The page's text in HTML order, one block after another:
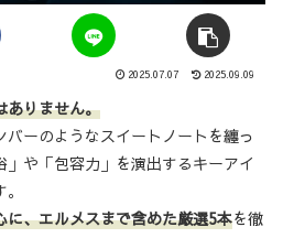
2025.07.07 2025.09.09
ありません。
ーのようなスイートノートを纏っ
や「包容力」を演出するキーアイ
に、エルメスまで含めた厳選5本を徹